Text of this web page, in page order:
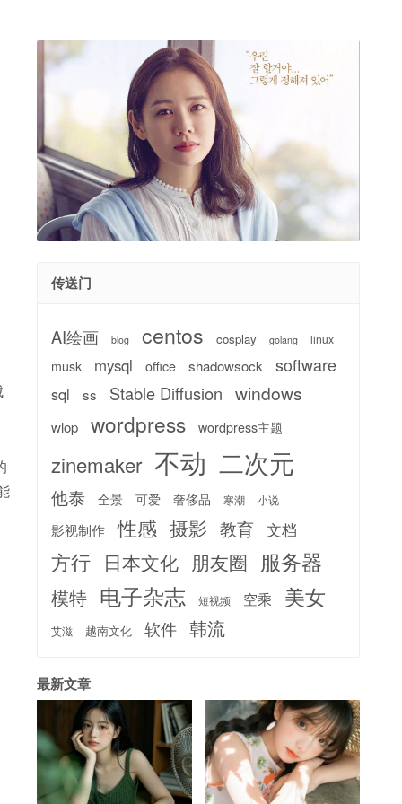
传送门
AI绘画 blog centos cosplay golang linux
musk mysql office shadowsock software
sql ss Stable Diffusion windows
wlop wordpress wordpress主题
zinemaker 不动 二次元
他泰 全景 可爱 奢侈品 寒潮 小说
影视制作 性感 摄影 教育 文档
方行 日本文化 朋友圈 服务器
模特 电子杂志 短视频 空乘 美女
艾滋 越南文化 软件 韩流
最新文章